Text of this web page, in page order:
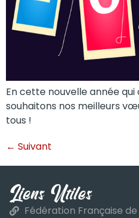
En cette nouvelle année
souhaitons nos meilleurs
tous !
← Suivant
Liens Utiles
Fédération Française de